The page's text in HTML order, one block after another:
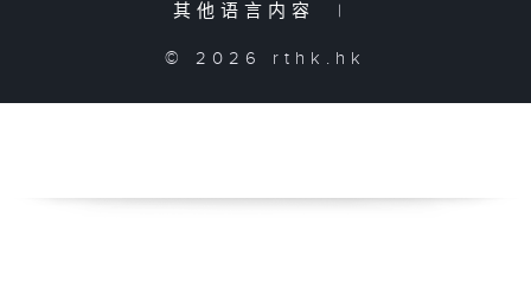
其他语言内容
|
© 2026 rthk.hk